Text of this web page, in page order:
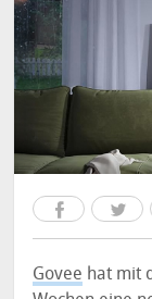
Govee hat mit